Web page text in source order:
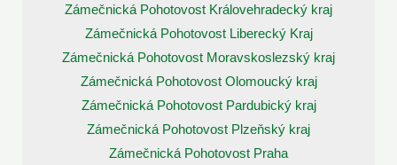
Zámečnická Pohotovost Královehradecký kraj
Zámečnická Pohotovost Liberecký Kraj
Zámečnická Pohotovost Moravskoslezský kraj
Zámečnická Pohotovost Olomoucký kraj
Zámečnická Pohotovost Pardubický kraj
Zámečnická Pohotovost Plzeňský kraj
Zámečnická Pohotovost Praha